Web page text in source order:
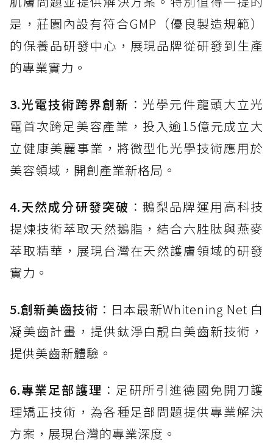
是，莊園內設有符合GMP（優良製造規範）
的保養品研發中心，展現品牌從研發到生產
的專業實力。
3.光電技術跨界創新 ：光學元件龍頭大立光
電首次跨足美容產業，投入逾15億元成立大
立健康美麗事業，將微型化光學技術應用於
美容領域，開創產業新格局。
4.天然成分研發突破 ：鵝梨品牌運用高科技
提煉技術萃取天然鵝脂，結合六胜肽與燕麥
萃取精華，展現台灣在天然護膚領域的研發
實力。
5.創新美齒技術 ：日本最新Whitening Net 白
凝美齒計畫，提供鈦淨白靚白美齒新技術，
提供美齒新體驗。
6.專業足部護理 ：足研所引進德國免開刀護
理矯正技術，為各種足部問題提供專業解決
方案，展現台灣的專業深度。